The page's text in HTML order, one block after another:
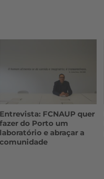
Entrevista: FCNAUP quer
fazer do Porto um
laboratório e abraçar a
comunidade